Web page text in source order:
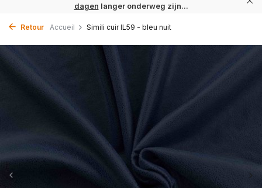
dagen langer onderweg zijn...
Retour Accueil Simili cuir IL59 - bleu nuit